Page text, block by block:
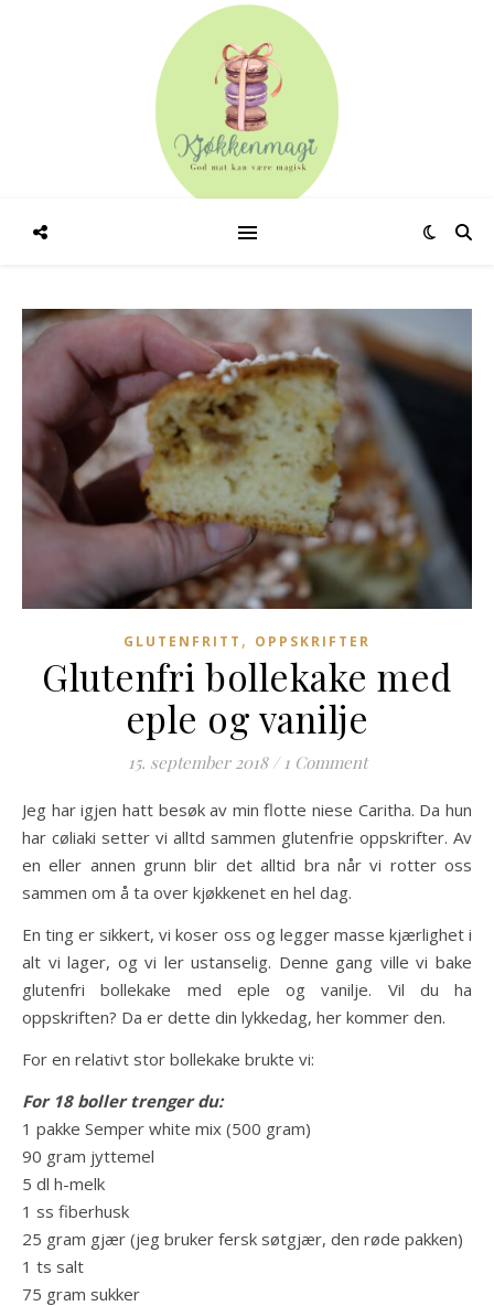
GLUTENFRITT , OPPSKRIFTER
Glutenfri bollekake med
eple og vanilje
15. september 2018 / 1 Comment
Jeg har igjen hatt besøk av min flotte niese Caritha. Da hun
har cøliaki setter vi alltd sammen glutenfrie oppskrifter. Av
en eller annen grunn blir det alltid bra når vi rotter oss
sammen om å ta over kjøkkenet en hel dag.
En ting er sikkert, vi koser oss og legger masse kjærlighet i
alt vi lager, og vi ler ustanselig. Denne gang ville vi bake
glutenfri bollekake med eple og vanilje. Vil du ha
oppskriften? Da er dette din lykkedag, her kommer den.
For en relativt stor bollekake brukte vi:
For 18 boller trenger du:
1 pakke Semper white mix (500 gram)
90 gram jyttemel
5 dl h-melk
1 ss fiberhusk
25 gram gjær (jeg bruker fersk søtgjær, den røde pakken)
1 ts salt
75 gram sukker